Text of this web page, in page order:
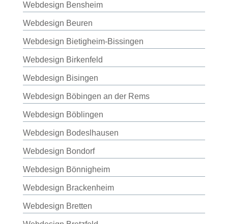
Webdesign Bensheim
Webdesign Beuren
Webdesign Bietigheim-Bissingen
Webdesign Birkenfeld
Webdesign Bisingen
Webdesign Böbingen an der Rems
Webdesign Böblingen
Webdesign Bodeslhausen
Webdesign Bondorf
Webdesign Bönnigheim
Webdesign Brackenheim
Webdesign Bretten